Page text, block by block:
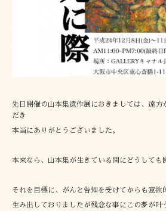
先日開催の山本集遺作展におきましては、遠方
だき
本当にありがとうございました。
本来なら、山本集が生きている間にどうしても
それを目標に、がんと告知を受けてからも意欲
生み出しておりましたが残念な事にこの夢が叶